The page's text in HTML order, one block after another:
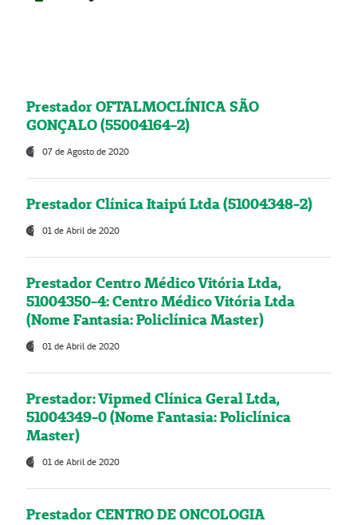
Prestador OFTALMOCLÍNICA SÃO
GONÇALO (55004164-2)
07 de Agosto de 2020
Prestador Clínica Itaipú Ltda (51004348-2)
01 de Abril de 2020
Prestador Centro Médico Vitória Ltda,
51004350-4: Centro Médico Vitória Ltda
(Nome Fantasia: Policlínica Master)
01 de Abril de 2020
Prestador: Vipmed Clínica Geral Ltda,
51004349-0 (Nome Fantasia: Policlínica
Master)
01 de Abril de 2020
Prestador CENTRO DE ONCOLOGIA